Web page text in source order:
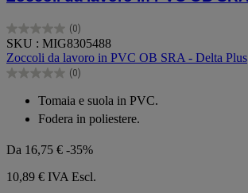
(0)
0.0
su
5
stelle.
SKU : MIG8305488
Zoccoli da lavoro in PVC OB SRA - Delta Plus
(0)
0.0
stelle.
Tomaia e suola in PVC.
Fodera in poliestere.
Da 16,75 € -35%
10,89 € IVA Escl.